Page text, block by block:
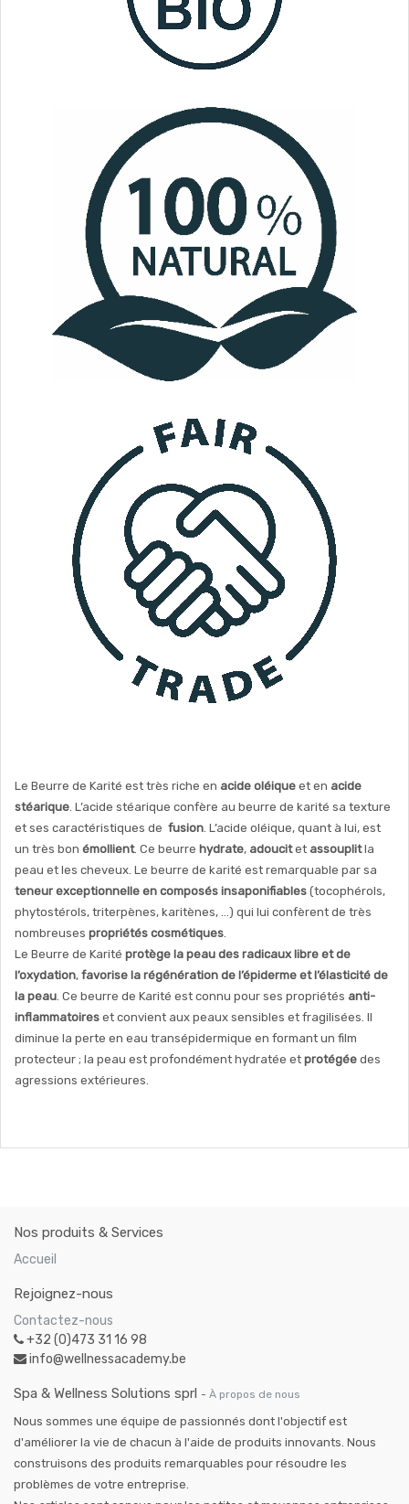
Le Beurre de Karité est très riche en acide oléique et en acide
stéarique. L’acide stéarique confère au beurre de karité sa texture
et ses caractéristiques de fusion. L’acide oléique, quant à lui, est
un très bon émollient. Ce beurre hydrate, adoucitet assouplitla
peau et les cheveux. Le beurre de karité est remarquable par sa
teneur exceptionnelle en composés insaponifiables (tocophérols,
phytostérols, triterpènes, karitènes, …) qui lui confèrent de très
nombreuses propriétés cosmétiques.
Le Beurre de Karité protège la peau des radicaux libre et de
l’oxydation, favorise la régénération de l’épiderme et l’élasticité de
la peau. Ce beurre de Karité est connu pour ses propriétés anti-
inflammatoires et convient aux peaux sensibles et fragilisées. Il
diminue la perte en eau transépidermique en formant un film
protecteur ; la peau est profondément hydratée et protégée des
agressions extérieures.
Nos produits & Services
Accueil
Rejoignez-nous
Contactez-nous
+32 (0)473 31 16 98
info@wellnessacademy.be
Spa & Wellness Solutions sprl - À propos de nous
Nous sommes une équipe de passionnés dont l'objectif est
d'améliorer la vie de chacun à l'aide de produits innovants. Nous
construisons des produits remarquables pour résoudre les
problèmes de votre entreprise.